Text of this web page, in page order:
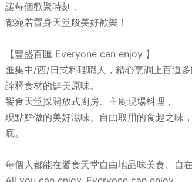
讓每個歡聚時刻，
都宛若置身天堂般美好歡樂！
【豐盛百匯 Everyone can enjoy 】
匯集中/西/日式料理職人，精心烹調上百道
詮釋食材的鮮美原味。
饗食天堂採開放式廚房、主廚現場料理，
現點鮮做的美好滋味、自由取用的食趣之味
底。
每個人都能在饗食天堂自由地品味美食、自在